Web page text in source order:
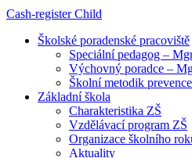
Cash-register Child
Školské poradenské pracoviště
Speciální pedagog –
Výchovný poradce –
Školní metodik
Základní škola
Charakteristika ZŠ
Vzdělávací program ZŠ
Organizace školního
Aktuality